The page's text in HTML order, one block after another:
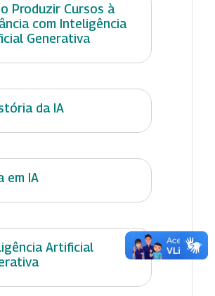
Produzir Cursos à
com Inteligência
Generativa
da IA
em IA
Artificial